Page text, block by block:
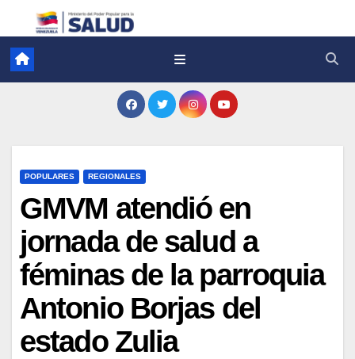
POPULARES REGIONALES
GMVM atendió en
jornada de salud a
féminas de la parroquia
Antonio Borjas del
estado Zulia